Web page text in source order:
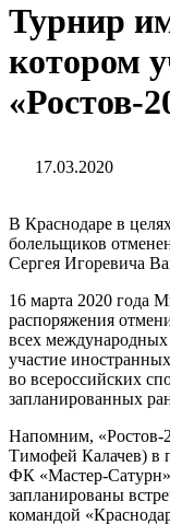
Турнир
котором
«Ростов-
17.03.2020
В Краснодаре в
болельщиков
Сергея Игоревича
16 марта 2020 года
распоряжения
всех
участие
во всероссийских
запланированных
Напомним, «Ростов-
Тимофей Калачев) в
ФК «Мастер-
запланированы
командой